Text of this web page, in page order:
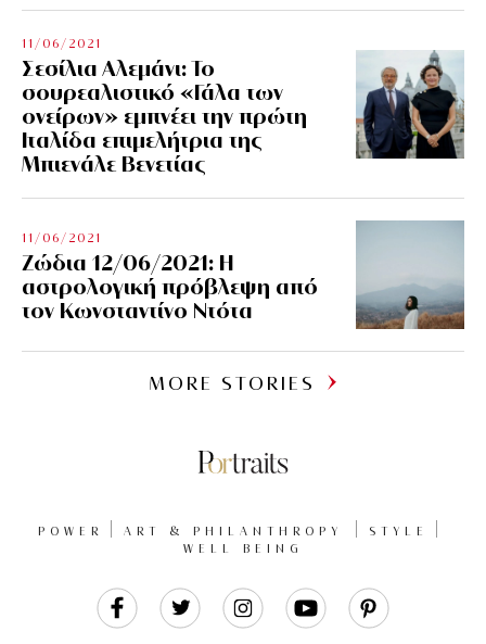
11/06/2021
Σεσίλια Αλεμάνι: Το
σουρεαλιστικό «Γάλα των
ονείρων» εμπνέει την πρώτη
Ιταλίδα επιμελήτρια της
Μπιενάλε Βενετίας
11/06/2021
Ζώδια 12/06/2021: Η
αστρολογική πρόβλεψη από
τον Κωνσταντίνο Ντότα
MORE STORIES
POWER ART & PHILANTHROPY
STYLE
WELL BEING